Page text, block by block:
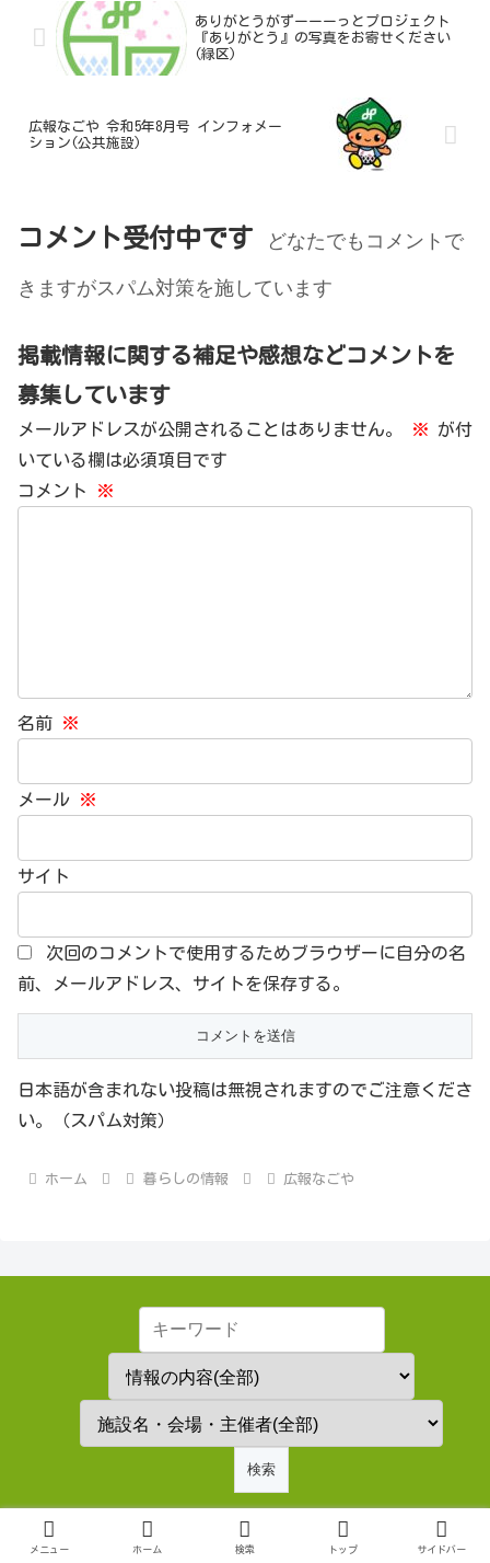
ありがとうがずーーーっとプロジェクト
『ありがとう』の写真をお寄せください
(緑区)
広報なごや 令和5年8月号 インフォメー
ション(公共施設)
コメント受付中です
どなたでもコメントで
きますがスパム対策を施しています
掲載情報に関する補足や感想などコメントを
募集しています
メールアドレスが公開されることはありません。 ※ が付
いている欄は必須項目です
コメント
※
名前 ※
メール ※
サイト
次回のコメントで使用するためブラウザーに自分の名
前、メールアドレス、サイトを保存する。
日本語が含まれない投稿は無視されますのでご注意くださ
い。（スパム対策）
ホーム 暮らしの情報 広報なごや
情報の内容別一覧
メニュー ホーム 検索 トップ サイドバー